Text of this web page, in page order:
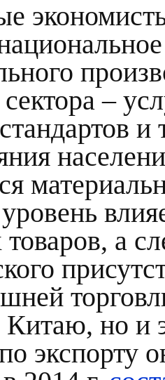
–
а
Китаю, но и
экспорту